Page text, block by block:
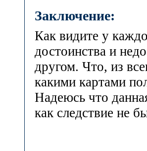
Заключение:
Как видите у
достоинства и
другом. Что, из
какими картами
Надеюсь что
как следствие не